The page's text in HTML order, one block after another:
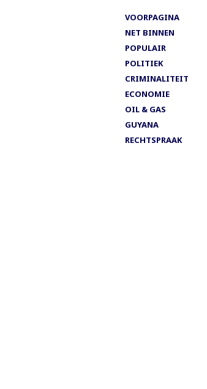
VOORPAGINA
NET BINNEN
POPULAIR
POLITIEK
CRIMINALITEIT
ECONOMIE
OIL & GAS
GUYANA
RECHTSPRAAK